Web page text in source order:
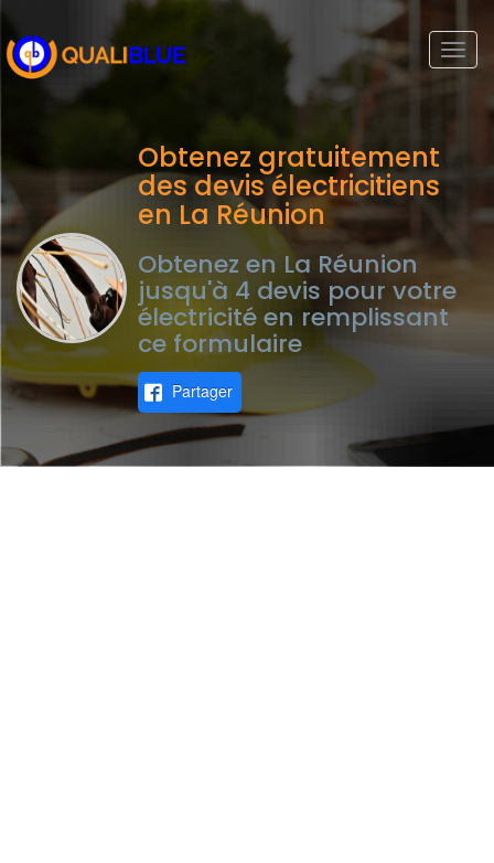
Obtenez gratuitement
des devis électricitiens
en La Réunion
Obtenez en La Réunion
jusqu'à 4 devis pour votre
électricité en remplissant
ce formulaire
Partager